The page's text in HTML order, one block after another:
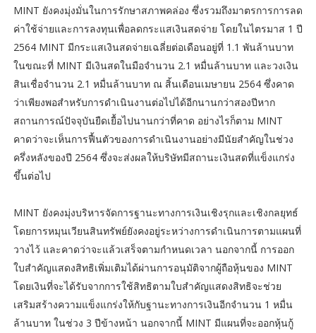
MINT ยังคงมุ่งมั่นในการรักษาสภาพคล่อง ซึ่งรวมถึงมาตรการการลด
ค่าใช้จ่ายและการลงทุนเพื่อลดกระแสเงินสดจ่าย โดยในไตรมาส 1 ปี
2564 MINT มีกระแสเงินสดจ่ายเฉลี่ยต่อเดือนอยู่ที่ 1.1 พันล้านบาท
ในขณะที่ MINT มีเงินสดในมือจำนวน 2.1 หมื่นล้านบาท และวงเงิน
สินเชื่อจำนวน 2.1 หมื่นล้านบาท ณ สิ้นเดือนเมษายน 2564 ซึ่งคาด
ว่าเพียงพอสำหรับการดำเนินงานต่อไปได้อีกนานกว่าสองปีหาก
สถานการณ์ปัจจุบันยืดเยื้อไปนานกว่าที่คาด อย่างไรก็ตาม MINT
คาดว่าจะเห็นการฟื้นตัวของการดำเนินงานอย่างมีนัยสำคัญในช่วง
ครึ่งหลังของปี 2564 ซึ่งจะส่งผลให้บริษัทมีสถานะเงินสดที่แข็งแกร่ง
ขึ้นต่อไป
MINT ยังคงมุ่งบริหารจัดการฐานะทางการเงินเชิงรุกและเชิงกลยุทธ์
โดยการหมุนเวียนสินทรัพย์ยังคงอยู่ระหว่างการดำเนินการตามแผนที่
วางไว้ และคาดว่าจะแล้วเสร็จตามกำหนดเวลา นอกจากนี้ การออก
ใบสำคัญแสดงสิทธิเพิ่มเติมได้ผ่านการอนุมัติจากผู้ถือหุ้นของ MINT
โดยเงินที่จะได้รับจากการใช้สิทธิตามใบสำคัญแสดงสิทธิจะช่วย
เสริมสร้างความแข็งแกร่งให้กับฐานะทางการเงินอีกจำนวน 1 หมื่น
ล้านบาท ในช่วง 3 ปีข้างหน้า นอกจากนี้ MINT มีแผนที่จะออกหุ้นกู้